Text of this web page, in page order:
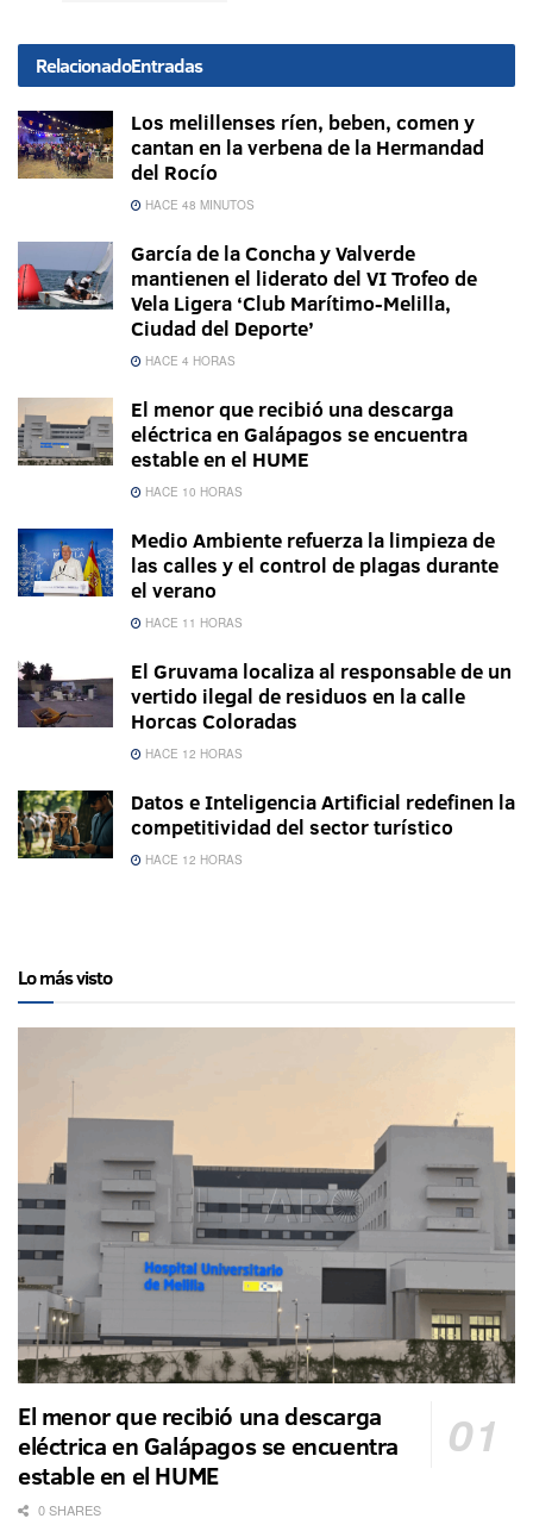
RelacionadoEntradas
Los melillenses ríen, beben, comen y
cantan en la verbena de la Hermandad
del Rocío
HACE 48 MINUTOS
García de la Concha y Valverde
mantienen el liderato del VI Trofeo de
Vela Ligera ‘Club Marítimo-Melilla,
Ciudad del Deporte’
HACE 4 HORAS
El menor que recibió una descarga
eléctrica en Galápagos se encuentra
estable en el HUME
HACE 10 HORAS
Medio Ambiente refuerza la limpieza de
las calles y el control de plagas durante
el verano
HACE 11 HORAS
El Gruvama localiza al responsable de un
vertido ilegal de residuos en la calle
Horcas Coloradas
HACE 12 HORAS
Datos e Inteligencia Artificial redefinen la
competitividad del sector turístico
HACE 12 HORAS
Lo más visto
El menor que recibió una descarga
eléctrica en Galápagos se encuentra
estable en el HUME
0 SHARES